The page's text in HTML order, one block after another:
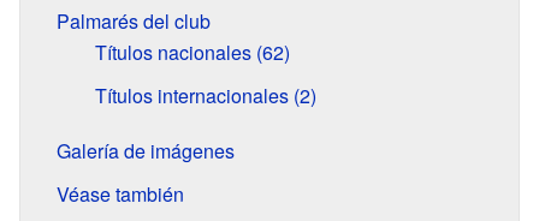
Palmarés del club
Títulos nacionales (62)
Títulos internacionales (2)
Galería de imágenes
Véase también